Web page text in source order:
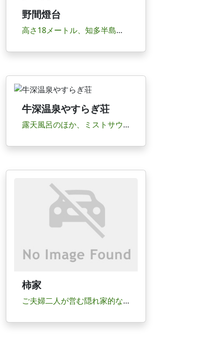
野間燈台
高さ18メートル、知多半島のシンボルとしてそびえ立つ灯台。青い空・青い海と白い灯台とのコン...
牛深温泉やすらぎ荘
露天風呂のほか、ミストサウナなどが揃う。
柿家
ご夫婦二人が営む隠れ家的な肉料理の店。地元でとれた新鮮な野菜や上質の和牛を使ったメニューが...